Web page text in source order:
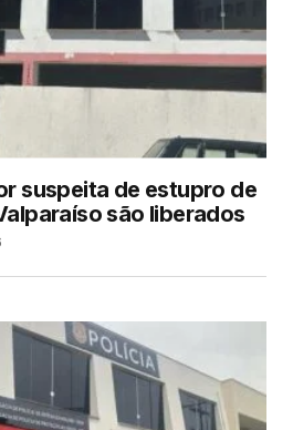
suspeita de estupro de
são liberados